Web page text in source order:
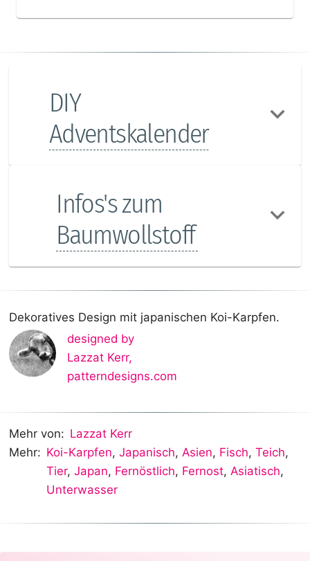
DIY
Adventskalender
Infos's zum
Baumwollstoff
Dekoratives Design mit japanischen Koi-Karpfen.
designed by
Lazzat Kerr,
patterndesigns.com
Mehr von: Lazzat Kerr
Mehr: Koi-Karpfen,Japanisch, Asien, Fisch,Teich,
Tier,Japan, Fernöstlich, Fernost, Asiatisch,
Unterwasser